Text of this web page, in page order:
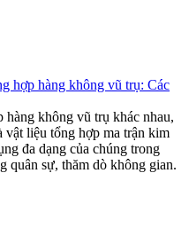
hợp hàng không vũ trụ: Các
không vũ trụ khác nhau,
vật liệu tổng hợp ma trận kim
đa dạng của chúng trong
quân sự, thăm dò không gian.